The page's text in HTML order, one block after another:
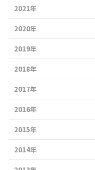
2021年
2020年
2019年
2018年
2017年
2016年
2015年
2014年